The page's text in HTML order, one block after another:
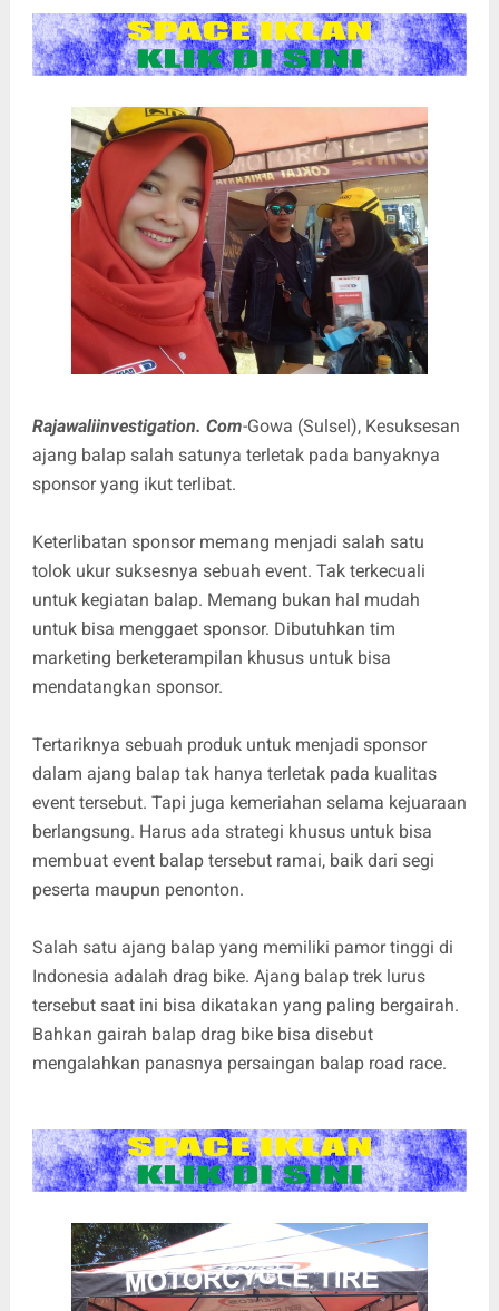
Rajawaliinvestigation. Com-Gowa (Sulsel), Kesuksesan
ajang balap salah satunya terletak pada banyaknya
sponsor yang ikut terlibat.
Keterlibatan sponsor memang menjadi salah satu
tolok ukur suksesnya sebuah event. Tak terkecuali
untuk kegiatan balap. Memang bukan hal mudah
untuk bisa menggaet sponsor. Dibutuhkan tim
marketing berketerampilan khusus untuk bisa
mendatangkan sponsor.
Tertariknya sebuah produk untuk menjadi sponsor
dalam ajang balap tak hanya terletak pada kualitas
event tersebut. Tapi juga kemeriahan selama kejuaraan
berlangsung. Harus ada strategi khusus untuk bisa
membuat event balap tersebut ramai, baik dari segi
peserta maupun penonton.
Salah satu ajang balap yang memiliki pamor tinggi di
Indonesia adalah drag bike. Ajang balap trek lurus
tersebut saat ini bisa dikatakan yang paling bergairah.
Bahkan gairah balap drag bike bisa disebut
mengalahkan panasnya persaingan balap road race.